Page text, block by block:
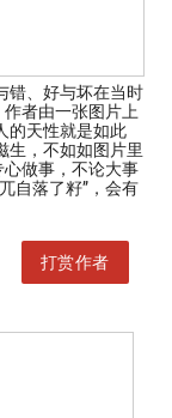
错、好与坏在当时
者由一张图片上
的天性就是如此
生，不如如图片里
心做事，不论大事
自落了籽”，会有
打赏作者